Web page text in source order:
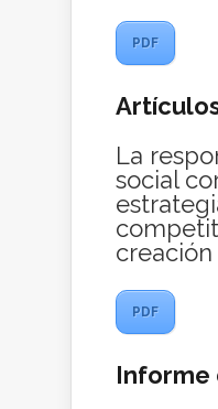
PDF
La
social
PDF
Informe